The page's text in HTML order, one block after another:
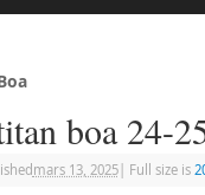
boa 24-
mars 13, 2025| Full size is